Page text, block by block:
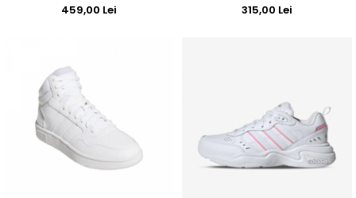
459,00 Lei
315,00 Lei